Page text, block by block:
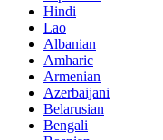
Hindi
Lao
Albanian
Amharic
Armenian
Azerbaijani
Belarusian
Bengali